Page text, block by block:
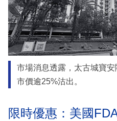
市場消息透露，太古城寶
市價逾25%沽出。
限時優惠：美國